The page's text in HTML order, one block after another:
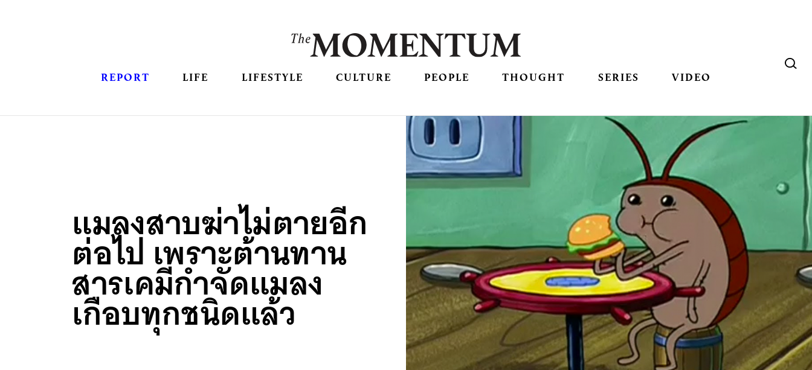
REPORT LIFE LIFESTYLE CULTURE PEOPLE THOUGHT SERIES VIDEO
แมลงสาบฆ่าไม่ตายอีก
ต่อไป เพราะต้านทาน
สารเคมีกำจัดแมลง
เกือบทุกชนิดแล้ว